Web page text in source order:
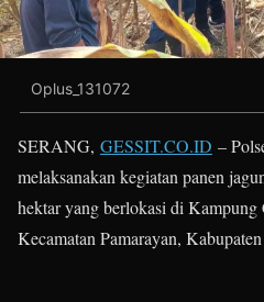
Oplus_131072
SERANG, GESSIT.CO.ID –
melaksanakan kegiatan panen
hektar yang berlokasi di Kampung
Kecamatan Pamarayan,